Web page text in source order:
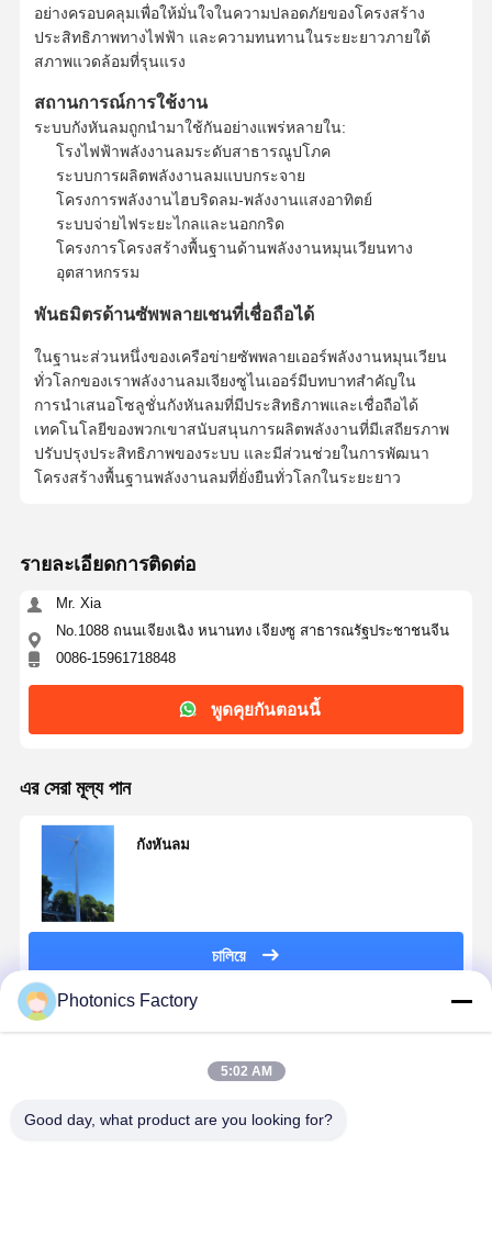
ผลิตภัณฑ์ เกี่ยวกับเรา ทัวร์โรงงาน
คุณภาพ
นี้
ระบบพลังงานแสงอาทิตย์ Pv
เครื่องกำเนิดพลังงานแสงอาทิตย์แบบพกพา
ปั๊มความร้อน PVT
ข้อเสนอที่ร้อนแรง
หลอดประดับ
ระบบพลังงานทดแทน
ระบบจัดการพลังงานบ้าน
ระบบไฟฟ้าพลังงานแสงอาทิตย์ที่อยู่อาศัย
ระบบผลิตไฟฟ้าพลังงานแสงอาทิตย์เชิงพาณิชย์
ระบบพลังงานแสงอาทิตย์อุตสาหกรรม
ระบบพลังงานแสงอาทิตย์แบบสาธารณูปโภค
แผ่นแสงอาทิตย์และอินเวอร์เตอร์
อย่างครอบคลุมเพื่อให้มั่นใจในความปลอดภัยของโครงสร้าง
ประสิทธิภาพทางไฟฟ้า และความทนทานในระยะยาวภายใต้
สภาพแวดล้อมที่รุนแรง
สถานการณ์การใช้งาน
ระบบกังหันลมถูกนำมาใช้กันอย่างแพร่หลายใน:
โรงไฟฟ้าพลังงานลมระดับสาธารณูปโภค
ระบบการผลิตพลังงานลมแบบกระจาย
โครงการพลังงานไฮบริดลม-พลังงานแสงอาทิตย์
ระบบจ่ายไฟระยะไกลและนอกกริด
โครงการโครงสร้างพื้นฐานด้านพลังงานหมุนเวียนทาง
อุตสาหกรรม
พันธมิตรด้านซัพพลายเชนที่เชื่อถือได้
ในฐานะส่วนหนึ่งของเครือข่ายซัพพลายเออร์พลังงานหมุนเวียน
ทั่วโลกของเราพลังงานลมเจียงซูไนเออร์มีบทบาทสำคัญใน
การนำเสนอโซลูชั่นกังหันลมที่มีประสิทธิภาพและเชื่อถือได้
เทคโนโลยีของพวกเขาสนับสนุนการผลิตพลังงานที่มีเสถียรภาพ
ปรับปรุงประสิทธิภาพของระบบ และมีส่วนช่วยในการพัฒนา
โครงสร้างพื้นฐานพลังงานลมที่ยั่งยืนทั่วโลกในระยะยาว
รายละเอียดการติดต่อ
Mr. Xia
No.1088 ถนนเจียงเฉิง หนานทง เจียงซู สาธารณรัฐประชาชนจีน
0086-15961718848
พูดคุยกันตอนนี้
এর সেরা মূল্য পান
กังหันลม
চালিয়ে
แนะนำผลิตภัณฑ์
Photonics Factory
5:02 AM
Good day, what product are you looking for?